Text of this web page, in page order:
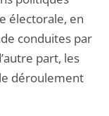
électorale, en
conduites par
part, les
déroulement